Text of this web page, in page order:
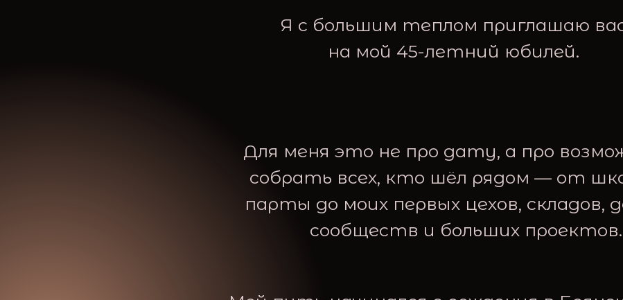
Я с большим теплом приглашаю
на мой 45-летний юбилей.
Для меня это не про дату, а про
собрать всех, кто шёл рядом — от
парты до моих первых цехов, складов,
сообществ и больших проектов.